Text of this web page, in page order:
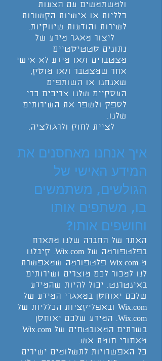
ולמשתמשים עם הצעות
כלליות או אישיות הקשורות
לשירות והודעות שיווקיות.
ליצור מאגר מידע של
נתונים סטטיסטיים
מצטברים ו/או מידע לא אישי
אחר שמצטבר ו/או מוסק,
שאנחנו או השותפים
העסקיים שלנו צריכים כדי
לספק ולשפר את השירותים
שלנו.
לציית לחוק ולרגולציה.
איך אנחנו מאחסנים את
המידע האישי של
הגולשים, משתמשים
בו, משתפים אותו
וחושפים אותו?
האתר של החברה שלנו מתארח
בפלטפורמה של Wix.com. קיבלנו
מ-Wix.com פלטפורמה שמאפשרת
לנו למכור לכם מוצרים ושירותים
באינטרנט. יכול להיות שהמידע
שלכם יאוחסן במאגרי המידע של
Wix.com ובאפליקציות הכלליות של
Wix.com. המידע שלכם יאוחסן
בשרתים המאובטחים של Wix.com
מאחורי חומת אש.
כל האפשרויות לתשלומים ישירים